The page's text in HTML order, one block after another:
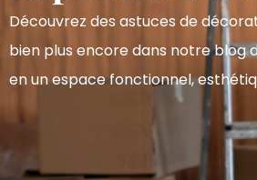
Découvrez des astuces de
bien plus encore dans notre blog
en un espace fonctionnel,